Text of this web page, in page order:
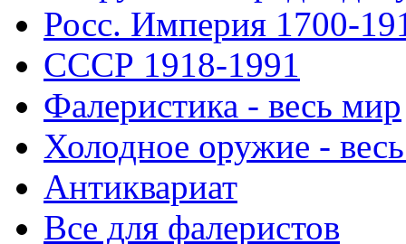
Росс. Империя 1700-
СССР 1918-1991
Фалеристика - весь мир
Холодное оружие -
Антиквариат
Все для фалеристов